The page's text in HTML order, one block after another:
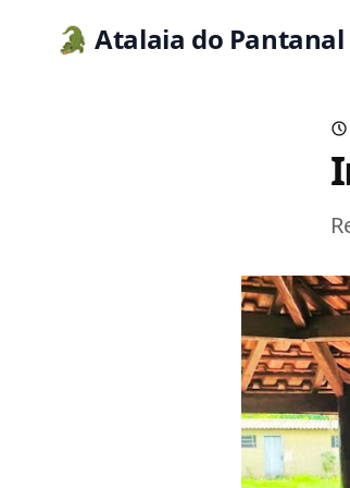
🐊 Atalaia do Pantanal